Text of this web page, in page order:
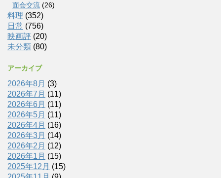
面会交流 (26)
料理 (352)
日常 (756)
映画評 (20)
未分類 (80)
アーカイブ
2026年8月 (3)
2026年7月 (11)
2026年6月 (11)
2026年5月 (11)
2026年4月 (16)
2026年3月 (14)
2026年2月 (12)
2026年1月 (15)
2025年12月 (15)